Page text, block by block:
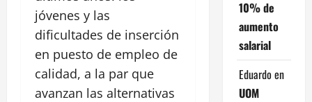
jóvenes y las
dificultades de inserción
en puesto de empleo de
calidad, a la par que
avanzan las alternativas
10% de
aumento
salarial
Eduardo en
UOM